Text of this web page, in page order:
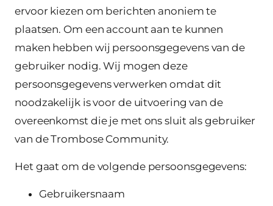
ervoor kiezen om berichten anoniem te
plaatsen. Om een account aan te kunnen
maken hebben wij persoonsgegevens van de
gebruiker nodig. Wij mogen deze
persoonsgegevens verwerken omdat dit
noodzakelijk is voor de uitvoering van de
overeenkomst die je met ons sluit als gebruiker
van de Trombose Community.
Het gaat om de volgende persoonsgegevens:
Gebruikersnaam